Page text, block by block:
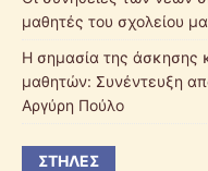
μαθητές του σχολείου
Η σημασία της άσκησης
μαθητών: Συνέντευξη
Αργύρη Πούλο
ΣΤΉΛΕΣ